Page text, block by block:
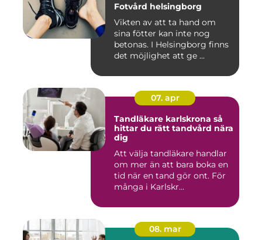
Fotvård helsingborg
Vikten av att ta hand om
sina fötter kan inte nog
betonas. I Helsingborg finns
det möjlighet att ge ...
07. apr
Tandläkare karlskrona så
hittar du rätt tandvård nära
dig
Att välja tandläkare handlar
om mer än att bara boka en
tid när en tand gör ont. För
många i Karlskr...
08. mar